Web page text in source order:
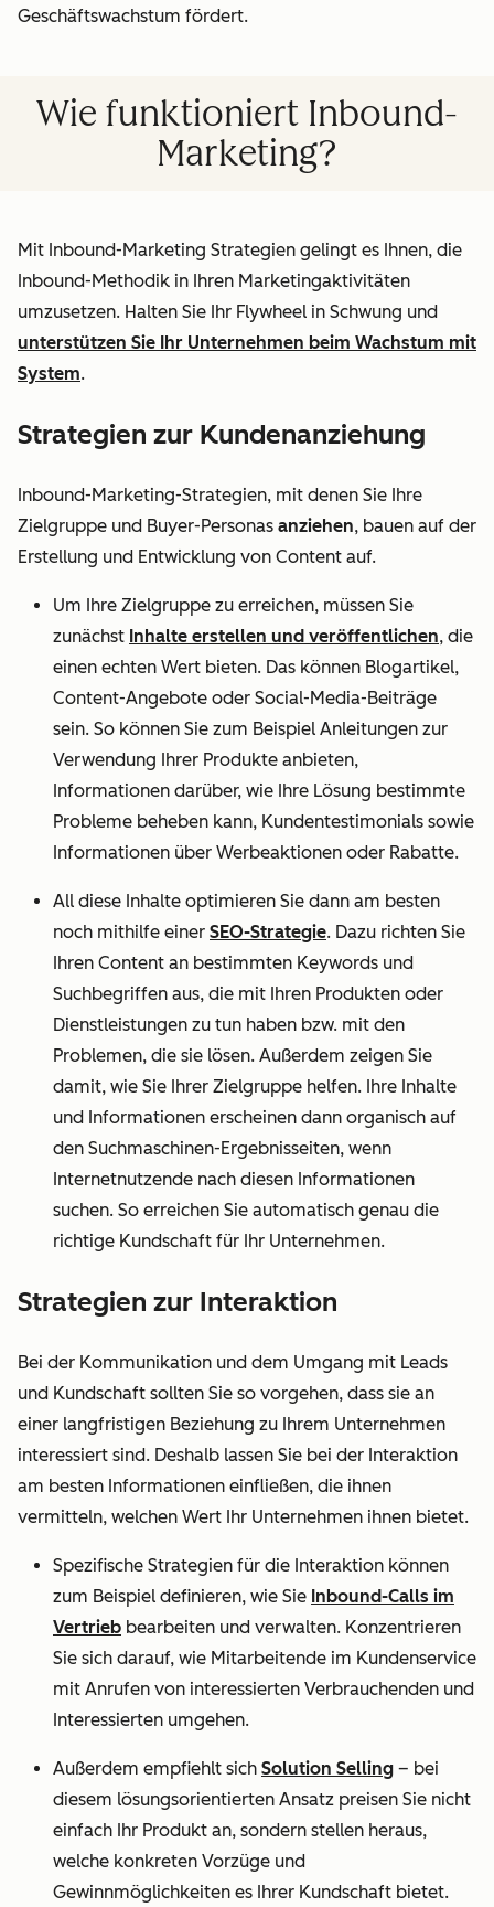
Geschäftswachstum fördert.
Wie funktioniert Inbound-
Marketing?
Mit Inbound-Marketing Strategien gelingt es Ihnen, die
Inbound-Methodik in Ihren Marketingaktivitäten
umzusetzen. Halten Sie Ihr Flywheel in Schwung und
unterstützen Sie Ihr Unternehmen beim Wachstum mit
System.
Strategien zur Kundenanziehung
Inbound-Marketing-Strategien, mit denen Sie Ihre
Zielgruppe und Buyer-Personas anziehen, bauen auf der
Erstellung und Entwicklung von Content auf.
Um Ihre Zielgruppe zu erreichen, müssen Sie
zunächst Inhalte erstellen und veröffentlichen, die
einen echten Wert bieten. Das können Blogartikel,
Content-Angebote oder Social-Media-Beiträge
sein. So können Sie zum Beispiel Anleitungen zur
Verwendung Ihrer Produkte anbieten,
Informationen darüber, wie Ihre Lösung bestimmte
Probleme beheben kann, Kundentestimonials sowie
Informationen über Werbeaktionen oder Rabatte.
All diese Inhalte optimieren Sie dann am besten
noch mithilfe einer SEO-Strategie. Dazu richten Sie
Ihren Content an bestimmten Keywords und
Suchbegriffen aus, die mit Ihren Produkten oder
Dienstleistungen zu tun haben bzw. mit den
Problemen, die sie lösen. Außerdem zeigen Sie
damit, wie Sie Ihrer Zielgruppe helfen. Ihre Inhalte
und Informationen erscheinen dann organisch auf
den Suchmaschinen-Ergebnisseiten, wenn
Internetnutzende nach diesen Informationen
suchen. So erreichen Sie automatisch genau die
richtige Kundschaft für Ihr Unternehmen.
Strategien zur Interaktion
Bei der Kommunikation und dem Umgang mit Leads
und Kundschaft sollten Sie so vorgehen, dass sie an
einer langfristigen Beziehung zu Ihrem Unternehmen
interessiert sind. Deshalb lassen Sie bei der Interaktion
am besten Informationen einfließen, die ihnen
vermitteln, welchen Wert Ihr Unternehmen ihnen bietet.
Spezifische Strategien für die Interaktion können
zum Beispiel definieren, wie Sie Inbound-Calls im
Vertrieb bearbeiten und verwalten. Konzentrieren
Sie sich darauf, wie Mitarbeitende im Kundenservice
mit Anrufen von interessierten Verbrauchenden und
Interessierten umgehen.
Außerdem empfiehlt sich Solution Selling – bei
diesem lösungsorientierten Ansatz preisen Sie nicht
einfach Ihr Produkt an, sondern stellen heraus,
welche konkreten Vorzüge und
Gewinnmöglichkeiten es Ihrer Kundschaft bietet.